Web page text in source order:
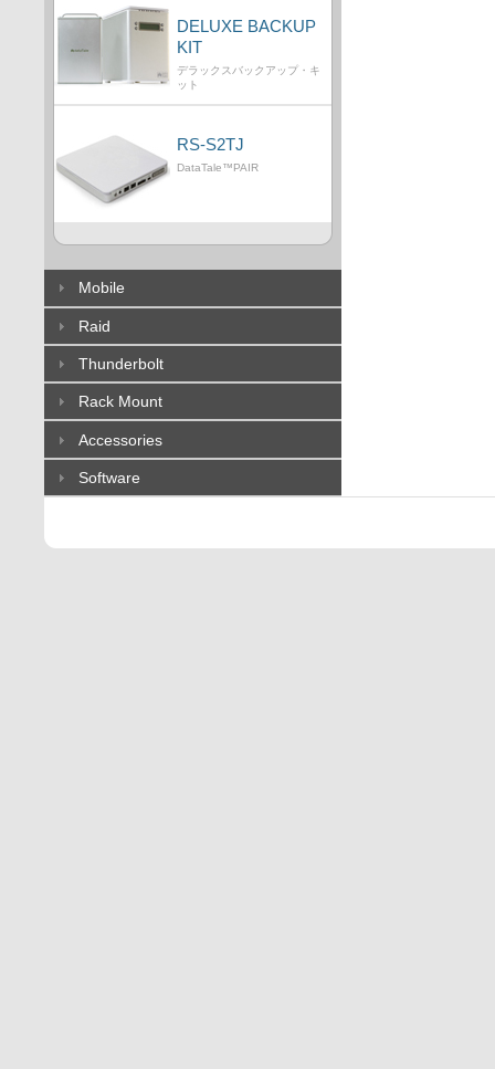
DELUXE BACKUP
KIT
デラックスバックアップ・キ
ット
RS-S2TJ
DataTale™PAIR
Mobile
Raid
Thunderbolt
Rack Mount
Accessories
Software